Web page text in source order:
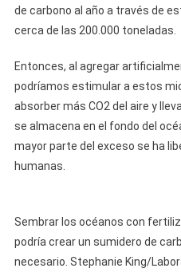
de carbono al año a través de
cerca de las 200.000 toneladas.
Entonces, al agregar
podríamos estimular a estos
absorber más CO2 del aire y
se almacena en el fondo del
mayor parte del exceso se ha
humanas.
Sembrar los océanos con
podría crear un sumidero de
necesario. Stephanie King/